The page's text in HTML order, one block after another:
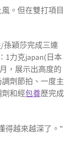
。但在雙打項目
/孫穎莎完成三連
力克japan(日本
，展示出高度的
劑節拍、一度主
和經包養歷完成
得越來越深了。”